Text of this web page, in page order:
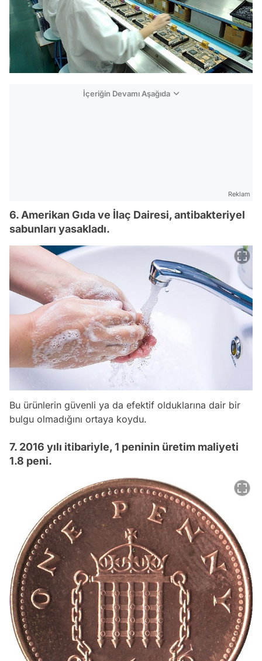
İçeriğin Devamı Aşağıda
Reklam
6. Amerikan Gıda ve İlaç Dairesi, antibakteriyel
sabunları yasakladı.
Bu ürünlerin güvenli ya da efektif olduklarına dair bir
bulgu olmadığını ortaya koydu.
7. 2016 yılı itibariyle, 1 peninin üretim maliyeti
1.8 peni.